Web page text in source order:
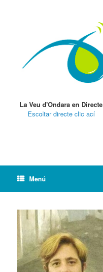
La Veu d'Ondara en Directe
Escoltar directe clic ací
Menú